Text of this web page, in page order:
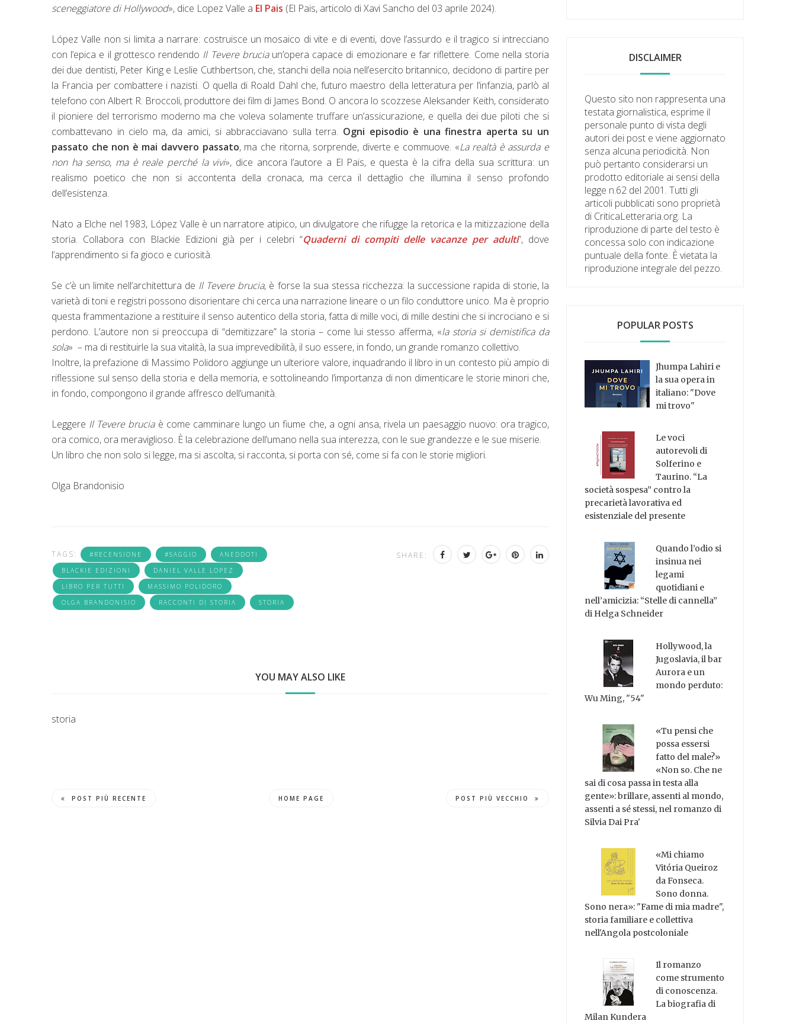
sceneggiatore di Hollywood», dice Lopez Valle a El Pais (El Pais, articolo di Xavi Sancho del 03 aprile 2024).
López Valle non si limita a narrare: costruisce un mosaico di vite e di eventi, dove l’assurdo e il tragico si intrecciano
con l’epica e il grottesco rendendo Il Tevere bruciaun’opera capace di emozionare e far riflettere. Come nella storia
dei due dentisti, Peter King e Leslie Cuthbertson, che, stanchi della noia nell’esercito britannico, decidono di partire per
la Francia per combattere i nazisti. O quella di Roald Dahl che, futuro maestro della letteratura per l’infanzia, parlò al
telefono con Albert R. Broccoli, produttore dei film di James Bond. O ancora lo scozzese Aleksander Keith, considerato
il pioniere del terrorismo moderno ma che voleva solamente truffare un’assicurazione, e quella dei due piloti che si
combattevano in cielo ma, da amici, si abbracciavano sulla terra. Ogni episodio è una finestra aperta su un
passato che non è mai davvero passato, ma che ritorna, sorprende, diverte e commuove. «La realtà è assurda e
non ha senso, ma è reale perché la vivi», dice ancora l’autore a El Pais, e questa è la cifra della sua scrittura: un
realismo poetico che non si accontenta della cronaca, ma cerca il dettaglio che illumina il senso profondo
dell’esistenza.
Nato a Elche nel 1983, López Valle è un narratore atipico, un divulgatore che rifugge la retorica e la mitizzazione della
storia. Collabora con Blackie Edizioni già per i celebri “Quaderni di compiti delle vacanze per adulti”, dove
l’apprendimento si fa gioco e curiosità.
Se c’è un limite nell’architettura de Il Tevere brucia, è forse la sua stessa ricchezza: la successione rapida di storie, la
varietà di toni e registri possono disorientare chi cerca una narrazione lineare o un filo conduttore unico. Ma è proprio
questa frammentazione a restituire il senso autentico della storia, fatta di mille voci, di mille destini che si incrociano e si
perdono. L’autore non si preoccupa di “demitizzare” la storia – come lui stesso afferma, «la storia si demistifica da
sola» – ma di restituirle la sua vitalità, la sua imprevedibilità, il suo essere, in fondo, un grande romanzo collettivo.
Inoltre, la prefazione di Massimo Polidoro aggiunge un ulteriore valore, inquadrando il libro in un contesto più ampio di
riflessione sul senso della storia e della memoria, e sottolineando l’importanza di non dimenticare le storie minori che,
in fondo, compongono il grande affresco dell’umanità.
Leggere Il Tevere bruciaè come camminare lungo un fiume che, a ogni ansa, rivela un paesaggio nuovo: ora tragico,
ora comico, ora meraviglioso. È la celebrazione dell’umano nella sua interezza, con le sue grandezze e le sue miserie.
Un libro che non solo si legge, ma si ascolta, si racconta, si porta con sé, come si fa con le storie migliori.
Olga Brandonisio
TAGS: #RECENSIONE #SAGGIO
ANEDDOTI
BLACKIE EDIZIONI
DANIEL VALLE LOPEZ
LIBRO PER TUTTI
MASSIMO POLIDORO
OLGA BRANDONISIO
RACCONTI DI STORIA STORIA
SHARE:
YOU MAY ALSO LIKE
storia
POST PIÙ RECENTE HOME PAGE POST PIÙ VECCHIO
DISCLAIMER
Questo sito non rappresenta una
testata giornalistica, esprime il
personale punto di vista degli
autori dei post e viene aggiornato
senza alcuna periodicità. Non
può pertanto considerarsi un
prodotto editoriale ai sensi della
legge n.62 del 2001. Tutti gli
articoli pubblicati sono proprietà
di CriticaLetteraria.org. La
riproduzione di parte del testo è
concessa solo con indicazione
puntuale della fonte. È vietata la
riproduzione integrale del pezzo.
POPULAR POSTS
Jhumpa Lahiri e
la sua opera in
italiano: "Dove
mi trovo"
Le voci
autorevoli di
Solferino e
Taurino. “La
società sospesa” contro la
precarietà lavorativa ed
esistenziale del presente
Quando l’odio si
insinua nei
legami
quotidiani e
nell’amicizia: “Stelle di cannella”
di Helga Schneider
Hollywood, la
Jugoslavia, il bar
Aurora e un
mondo perduto:
Wu Ming, "54"
«Tu pensi che
possa essersi
fatto del male?»
«Non so. Che ne
sai di cosa passa in testa alla
gente»: brillare, assenti al mondo,
assenti a sé stessi, nel romanzo di
Silvia Dai Pra'
«Mi chiamo
Vitória Queiroz
da Fonseca.
Sono donna.
Sono nera»: "Fame di mia madre",
storia familiare e collettiva
nell'Angola postcoloniale
Il romanzo
come strumento
di conoscenza.
La biografia di
Milan Kundera